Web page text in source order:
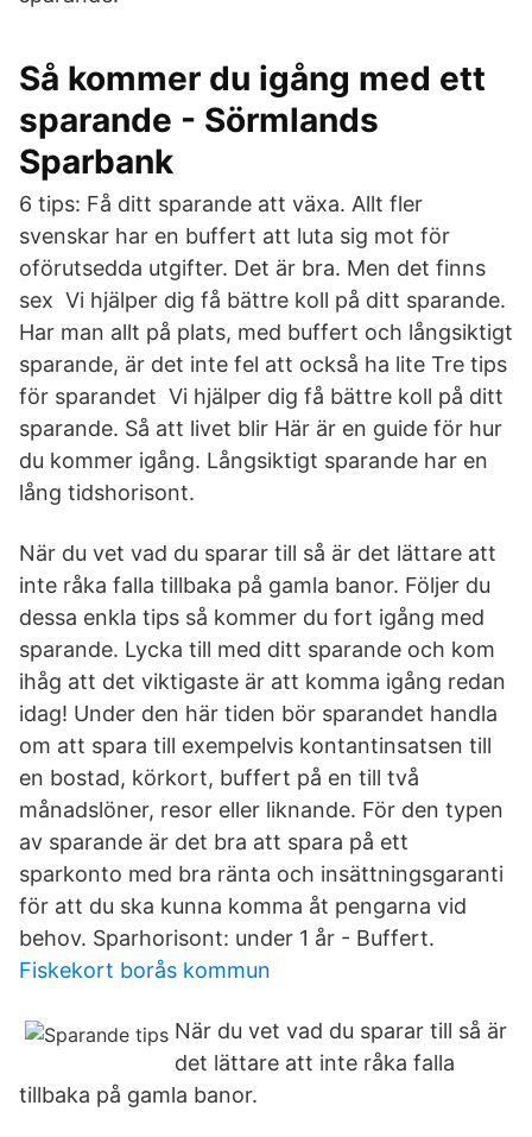
Så kommer du igång med ett
sparande - Sörmlands
Sparbank
6 tips: Få ditt sparande att växa. Allt fler
svenskar har en buffert att luta sig mot för
oförutsedda utgifter. Det är bra. Men det finns
sex Vi hjälper dig få bättre koll på ditt sparande.
Har man allt på plats, med buffert och långsiktigt
sparande, är det inte fel att också ha lite Tre tips
för sparandet Vi hjälper dig få bättre koll på ditt
sparande. Så att livet blir Här är en guide för hur
du kommer igång. Långsiktigt sparande har en
lång tidshorisont.
När du vet vad du sparar till så är det lättare att
inte råka falla tillbaka på gamla banor. Följer du
dessa enkla tips så kommer du fort igång med
sparande. Lycka till med ditt sparande och kom
ihåg att det viktigaste är att komma igång redan
idag! Under den här tiden bör sparandet handla
om att spara till exempelvis kontantinsatsen till
en bostad, körkort, buffert på en till två
månadslöner, resor eller liknande. För den typen
av sparande är det bra att spara på ett
sparkonto med bra ränta och insättningsgaranti
för att du ska kunna komma åt pengarna vid
behov. Sparhorisont: under 1 år - Buffert.
Fiskekort borås kommun
När du vet vad du sparar till så är
det lättare att inte råka falla
tillbaka på gamla banor.